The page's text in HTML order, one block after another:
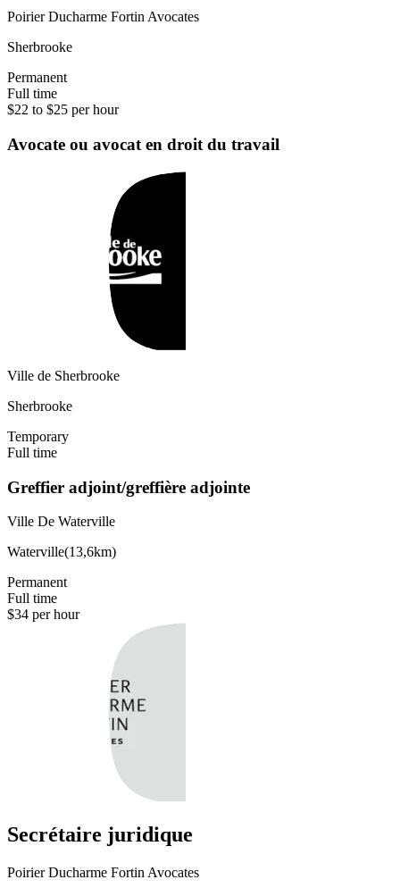
Poirier Ducharme Fortin Avocates
Sherbrooke
Permanent
Full time
$22 to $25 per hour
Avocate ou avocat en droit du travail
Ville de Sherbrooke
Sherbrooke
Temporary
Full time
Greffier adjoint/greffière adjointe
Ville De Waterville
Waterville(13,6km)
Permanent
Full time
$34 per hour
Secrétaire juridique
Poirier Ducharme Fortin Avocates